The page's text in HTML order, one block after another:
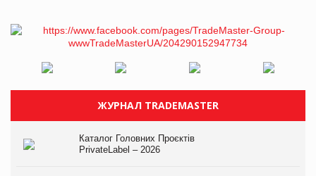
ЖУРНАЛ TRADEMASTER
Каталог Головних Проєктів
PrivateLabel – 2026